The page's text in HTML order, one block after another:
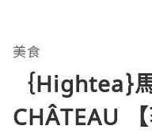
美食
｛Hightea}
CHÂTEAU